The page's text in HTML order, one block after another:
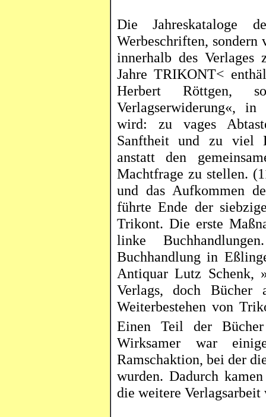
Die Jahreskataloge
Werbeschriften, sondern
innerhalb des
Jahre TRIKONT<
Herbert Röttgen,
Verlagserwiderung«,
wird: zu vages
Sanftheit und zu viel
anstatt den
Machtfrage zu stellen.
und das Aufkommen
führte Ende der
Trikont. Die erste
linke
Buchhandlung in
Antiquar Lutz Schenk,
Verlags, doch
Weiterbestehen von
Einen Teil der
Wirksamer war
Ramschaktion, bei der
wurden. Dadurch
die weitere Verlagsarbeit